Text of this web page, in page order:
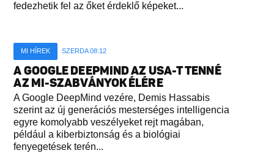
fedezhetik fel az őket érdeklő képeket...
MI HÍREK SZERDA 08:12
A GOOGLE DEEPMIND AZ USA-T TENNÉ
AZ MI-SZABVÁNYOK ÉLÉRE
A Google DeepMind vezére, Demis Hassabis
szerint az új generációs mesterséges intelligencia
egyre komolyabb veszélyeket rejt magában,
például a kiberbiztonság és a biológiai
fenyegetések terén...